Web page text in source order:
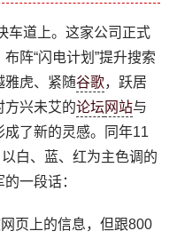
车道上。这家公司正式
阵“闪电计划”提升搜索
雅虎、紧随谷歌，跃居
方兴未艾的论坛网站与
了新的灵感。同年11
白、蓝、红为主色调的
一段话：
页上的信息，但跟800